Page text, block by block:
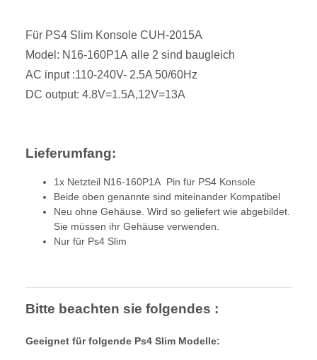
Für PS4 Slim Konsole CUH-2015A
Model: N16-160P1A alle 2 sind baugleich
AC input :110-240V- 2.5A 50/60Hz
DC output: 4.8V=1.5A,12V=13A
Lieferumfang:
1x Netzteil N16-160P1A Pin für PS4 Konsole
Beide oben genannte sind miteinander Kompatibel
Neu ohne Gehäuse. Wird so geliefert wie abgebildet.
Sie müssen ihr Gehäuse verwenden.
Nur für Ps4 Slim
Bitte beachten sie folgendes :
Geeignet für folgende Ps4 Slim Modelle: